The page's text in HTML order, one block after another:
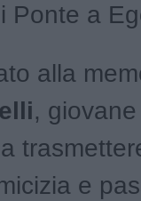
Ponte a
alla
,
e